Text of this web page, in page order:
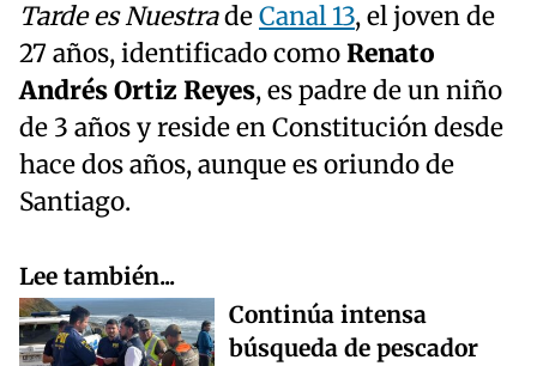
Tarde es NuestradeCanal 13, el joven de
27 años, identificado comoRenato
Andrés Ortiz Reyes, es padre de un niño
de 3 años y reside en Constitución desde
hace dos años, aunque es oriundo de
Santiago.
Lee también...
Continúa intensa
búsqueda de pescador